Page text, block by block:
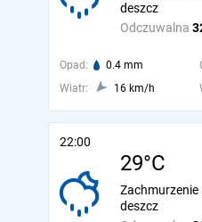
Odczuwalna
deszcz
Opad: 0.4 mm
Wiatr:
16 km/h
22:00
29°C
deszcz